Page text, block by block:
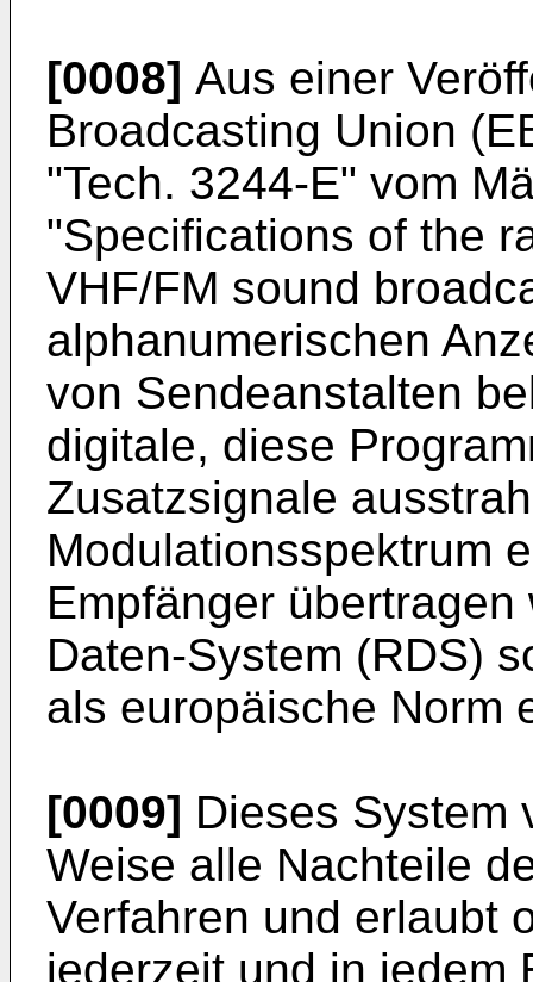
[0008] Aus einer
Broadcasting Union
"Tech. 3244-E" vom
"Specifications of the
VHF/FM sound
alphanumerischen
von Sendeanstalten
digitale, diese
Zusatzsignale
Modulationsspektrum
Empfänger
Daten-System (RDS)
als europäische Norm
[0009] Dieses System
Weise alle Nachteile
Verfahren und erlaubt
jederzeit und in jedem